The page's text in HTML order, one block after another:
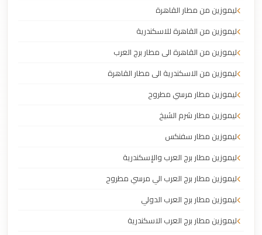
ليموزين من مطار القاهرة
ليموزين من القاهرة للاسكندرية
ليموزين من القاهرة الى مطار برج العرب
ليموزين من الاسكندرية الى مطار القاهرة
ليموزين مطار مرسي مطروح
ليموزين مطار شرم الشيخ
ليموزين مطار سفنكس
ليموزين مطار برج العرب والإسكندرية
ليموزين مطار برج العرب الي مرسي مطروح
ليموزين مطار برج العرب الدولي
ليموزين مطار برج العرب الاسكندرية